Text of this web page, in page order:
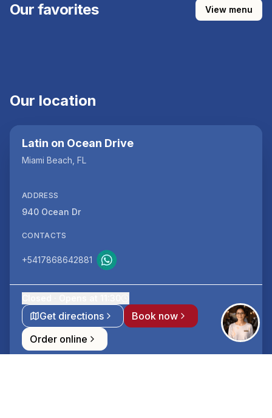
Our favorites
View menu
Our location
Latin on Ocean Drive
Miami Beach, FL
ADDRESS
940 Ocean Dr
CONTACTS
+5417868642881
Get directions
Book now
Order online